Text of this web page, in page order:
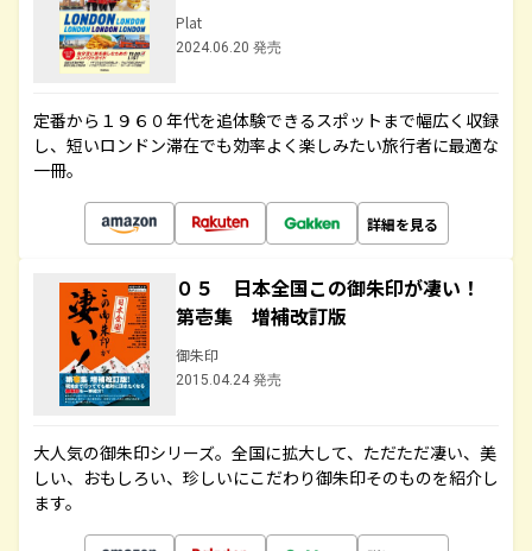
Plat
2024.06.20 発売
定番から１９６０年代を追体験できるスポットまで幅広く収録
し、短いロンドン滞在でも効率よく楽しみたい旅行者に最適な
一冊。
詳細を見る
０５ 日本全国この御朱印が凄い！
第壱集 増補改訂版
御朱印
2015.04.24 発売
大人気の御朱印シリーズ。全国に拡大して、ただただ凄い、美
しい、おもしろい、珍しいにこだわり御朱印そのものを紹介し
ます。